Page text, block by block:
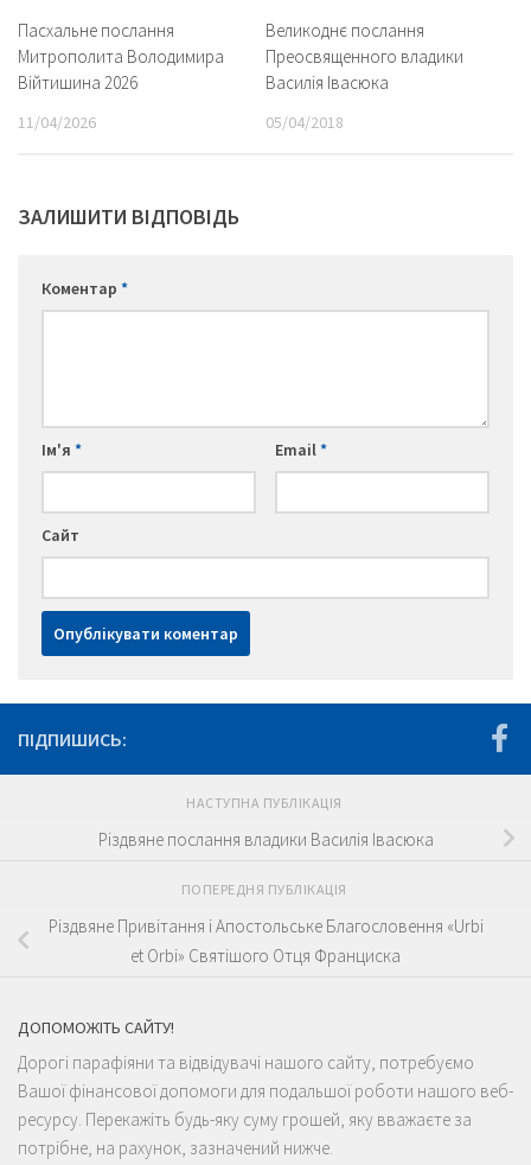
Пасхальне послання
Митрополита Володимира
Війтишина 2026
11/04/2026
Великоднє послання
Преосвященного владики
Василія Івасюка
05/04/2018
ЗАЛИШИТИ ВІДПОВІДЬ
Коментар *
Ім'я * Email*
Сайт
ПІДПИШИСЬ:
НАСТУПНА ПУБЛІКАЦІЯ
Різдвяне послання владики Василія Івасюка
ПОПЕРЕДНЯ ПУБЛІКАЦІЯ
Різдвяне Привітання і Апостольське Благословення «Urbi
et Orbi» Святішого Отця Франциска
ДОПОМОЖІТЬ САЙТУ!
Дорогі парафіяни та відвідувачі нашого сайту, потребуємо
Вашої фінансової допомоги для подальшої роботи нашого веб-
ресурсу. Перекажіть будь-яку суму грошей, яку вважаєте за
потрібне, на рахунок, зазначений нижче.